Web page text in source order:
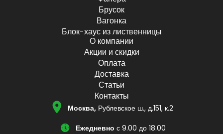
Брусок
Вагонка
Блок-хаус из лиственницы
О компании
Акции и скидки
Оплата
Доставка
Статьи
Контакты
Москва, Рублевское ш., д.151, к.2
Ежедневно с 9.00 до 18.00